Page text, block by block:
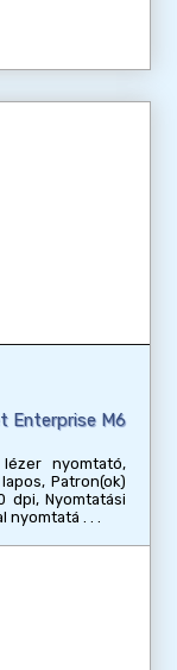
Enterprise M6
nyomtató,
Patron(ok)
dpi, Nyomtatási
nyomtatá